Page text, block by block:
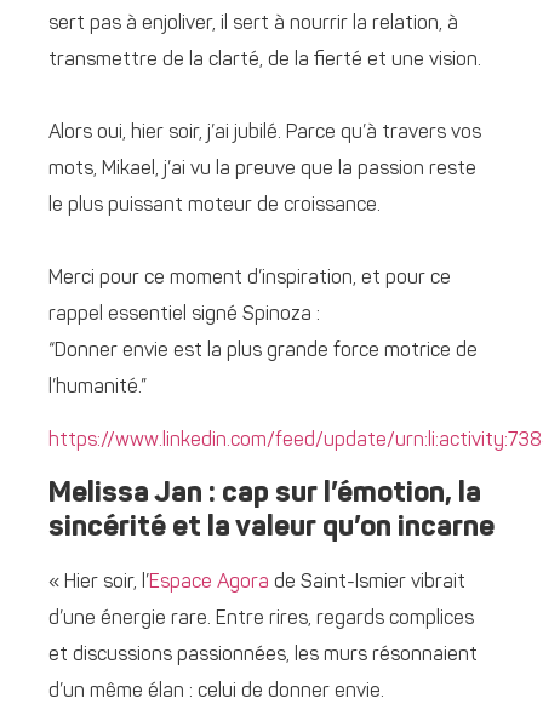
sert pas à enjoliver, il sert à nourrir la relation, à
transmettre de la clarté, de la fierté et une vision.
Alors oui, hier soir, j’ai jubilé. Parce qu’à travers vos
mots, Mikael, j’ai vu la preuve que la passion reste
le plus puissant moteur de croissance.
Merci pour ce moment d’inspiration, et pour ce
rappel essentiel signé Spinoza :
“Donner envie est la plus grande force motrice de
l’humanité.”
https://www.linkedin.com/feed/update/
Melissa Jan : cap sur l’émotion, la
sincérité et la valeur qu’on incarne
« Hier soir, l’Espace Agora de Saint-Ismier vibrait
d’une énergie rare. Entre rires, regards complices
et discussions passionnées, les murs résonnaient
d’un même élan : celui de donner envie.